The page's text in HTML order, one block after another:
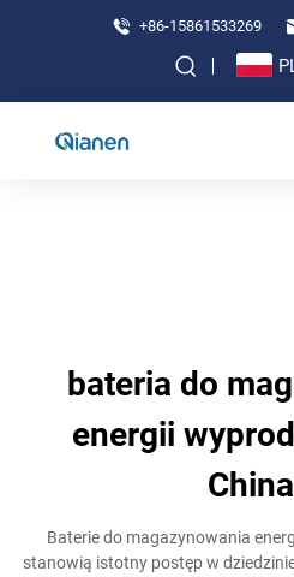
+86-15861533269
bateria do
energii
Baterie do magazynowania
stanowią istotny postęp w